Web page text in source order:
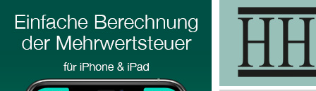
Hier Werbung buchen